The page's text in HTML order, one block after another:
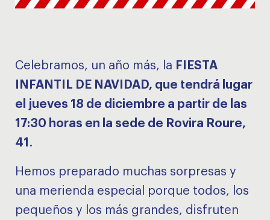
Celebramos, un año más, la FIESTA
INFANTIL DE NAVIDAD, que tendrá lugar
el jueves 18 de diciembre a partir de las
17:30 horas en la sede de Rovira Roure,
41 .
Hemos preparado muchas sorpresas y
una merienda especial porque todos, los
pequeños y los más grandes, disfruten